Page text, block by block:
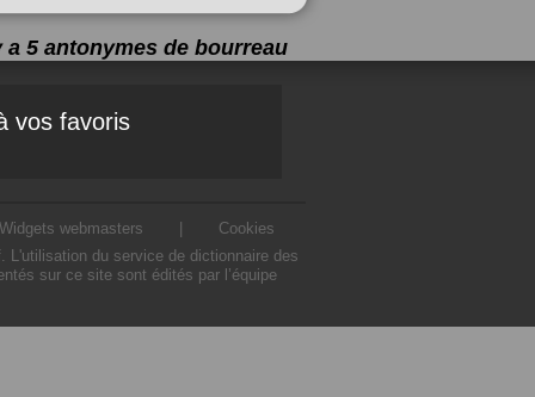
a 5 antonymes de bourreau
vos favoris
Widgets webmasters
Cookies
L'utilisation du service de dictionnaire des
sur ce site sont édités par l’équipe